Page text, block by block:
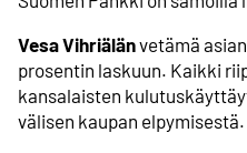
Vesa Vihriälänvetämä
prosentin laskuun. Kaikki
kansalaisten
välisen kaupan elpymisestä.